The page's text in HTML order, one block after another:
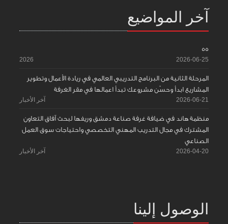
آخر المواضيع
55
2026-06-25
2026
المرحلة الثانية من البرنامج التدريبي العالمي في ريادة الأعمال وتطوير
المشاريع ابدأ وحسّن مشروعك تبدأ اعمالها في مقر الغرفة
2026-06-21 آخر الأخبار
منظمة هاند في ضيافة غرفة صناعة دمشق وريفها لبحث آفاق التعاون
المشترك في مجال التدريب المهني التخصصي واحتياجات سوق العمل
الصناعي
2026-04-20 آخر الأخبار
الوصول إلينا